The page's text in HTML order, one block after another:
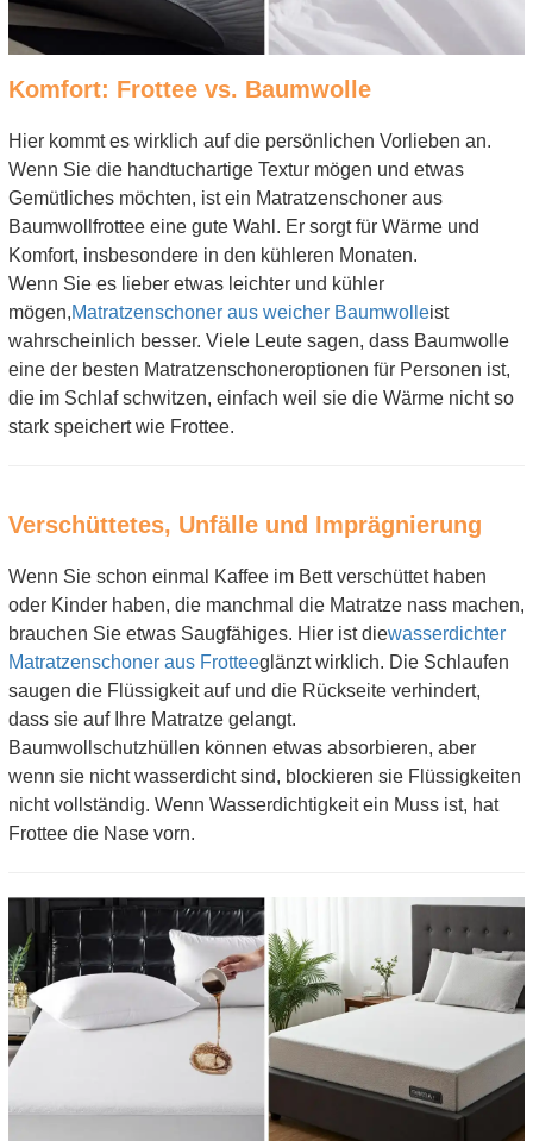
Komfort: Frottee vs. Baumwolle
Hier kommt es wirklich auf die persönlichen Vorlieben an.
Wenn Sie die handtuchartige Textur mögen und etwas
Gemütliches möchten, ist ein Matratzenschoner aus
Baumwollfrottee eine gute Wahl. Er sorgt für Wärme und
Komfort, insbesondere in den kühleren Monaten.
Wenn Sie es lieber etwas leichter und kühler
mögen,Matratzenschoner aus weicher Baumwolleist
wahrscheinlich besser. Viele Leute sagen, dass Baumwolle
eine der besten Matratzenschoneroptionen für Personen ist,
die im Schlaf schwitzen, einfach weil sie die Wärme nicht so
stark speichert wie Frottee.
Verschüttetes, Unfälle und Imprägnierung
Wenn Sie schon einmal Kaffee im Bett verschüttet haben
oder Kinder haben, die manchmal die Matratze nass machen,
brauchen Sie etwas Saugfähiges. Hier ist diewasserdichter
Matratzenschoner aus Frotteeglänzt wirklich. Die Schlaufen
saugen die Flüssigkeit auf und die Rückseite verhindert,
dass sie auf Ihre Matratze gelangt.
Baumwollschutzhüllen können etwas absorbieren, aber
wenn sie nicht wasserdicht sind, blockieren sie Flüssigkeiten
nicht vollständig. Wenn Wasserdichtigkeit ein Muss ist, hat
Frottee die Nase vorn.